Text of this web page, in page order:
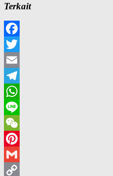
Terkait
Facebook
Twitter
Email
Telegram
WhatsApp
Line
WeChat
Pinterest
Gmail